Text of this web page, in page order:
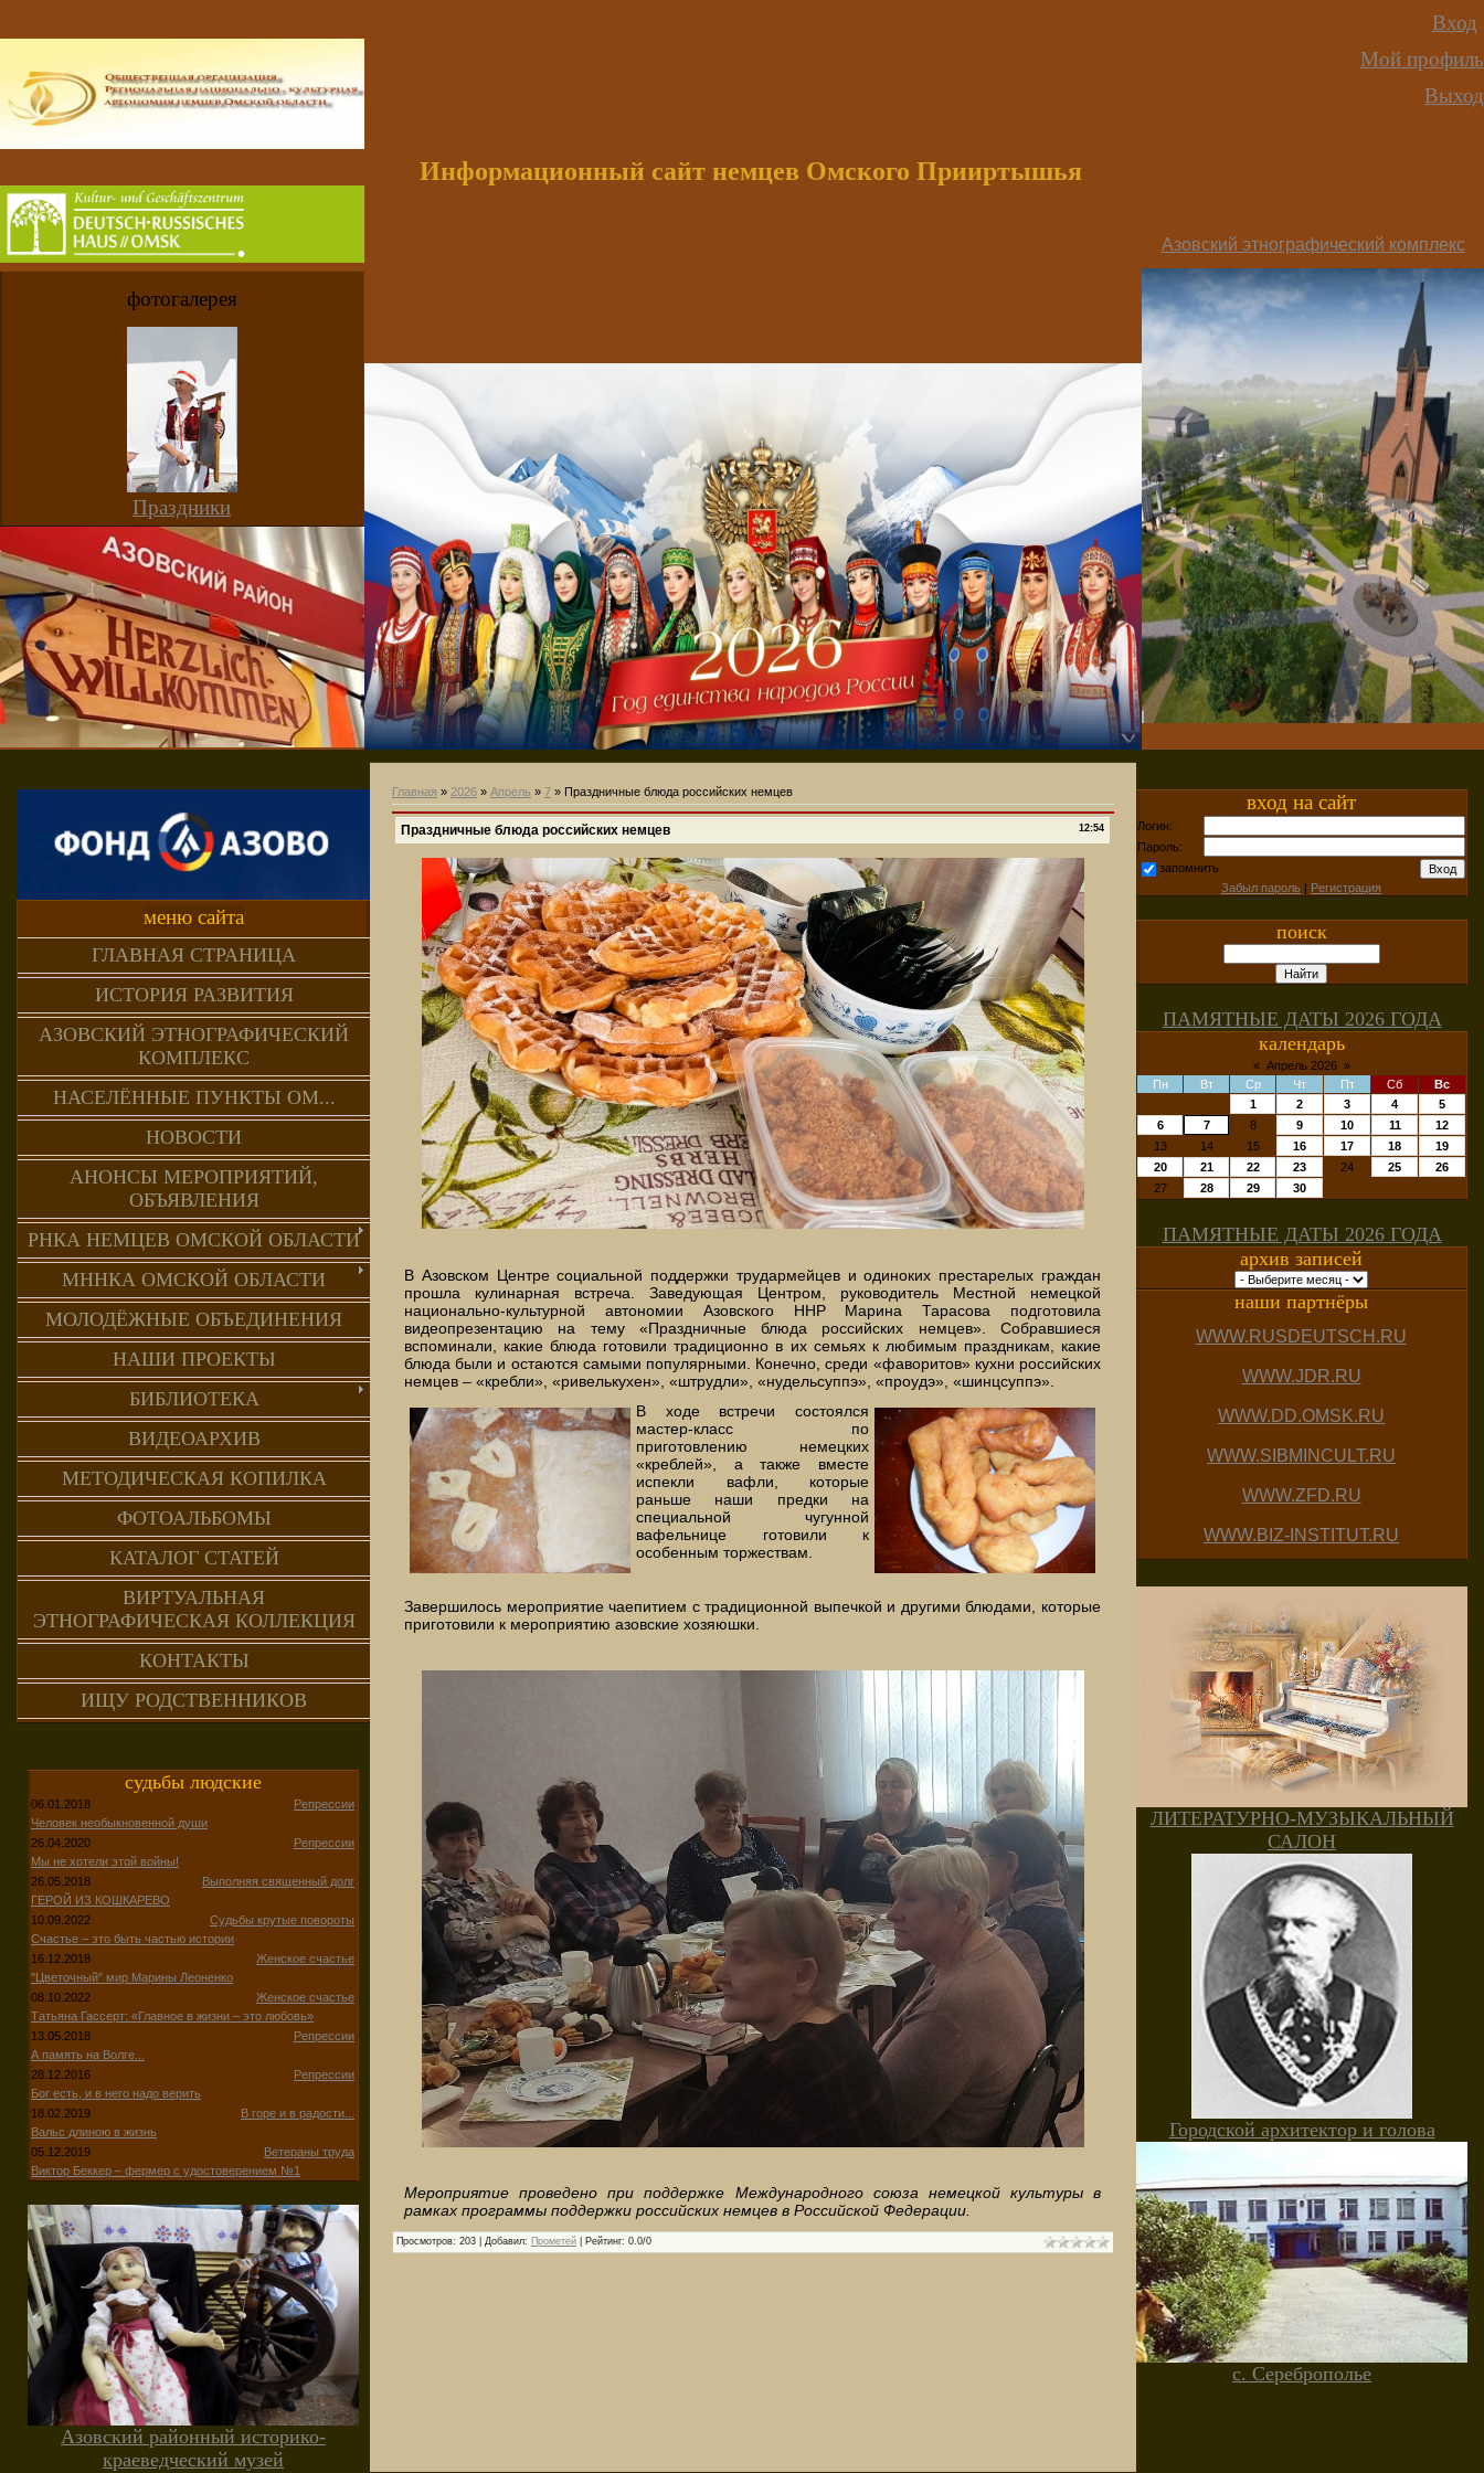
Вход
Мой профиль
Выход
фотогалерея
Праздники
Информационный сайт немцев Омского Прииртышья
Азовский этнографический комплекс
меню сайта
ГЛАВНАЯ СТРАНИЦА
ИСТОРИЯ РАЗВИТИЯ
АЗОВСКИЙ ЭТНОГРАФИЧЕСКИЙ
КОМПЛЕКС
НАСЕЛЁННЫЕ ПУНКТЫ ОМ...
НОВОСТИ
АНОНСЫ МЕРОПРИЯТИЙ,
ОБЪЯВЛЕНИЯ
РНКА НЕМЦЕВ ОМСКОЙ ОБЛАСТИ
МННКА ОМСКОЙ ОБЛАСТИ
МОЛОДЁЖНЫЕ ОБЪЕДИНЕНИЯ
НАШИ ПРОЕКТЫ
БИБЛИОТЕКА
ВИДЕОАРХИВ
МЕТОДИЧЕСКАЯ КОПИЛКА
ФОТОАЛЬБОМЫ
КАТАЛОГ СТАТЕЙ
ВИРТУАЛЬНАЯ
ЭТНОГРАФИЧЕСКАЯ КОЛЛЕКЦИЯ
КОНТАКТЫ
ИЩУ РОДСТВЕННИКОВ
судьбы людские
06.01.2018
Репрессии
Человек необыкновенной души
26.04.2020
Репрессии
Мы не хотели этой войны!
26.05.2018
Выполняя священный долг
ГЕРОЙ ИЗ КОШКАРЕВО
10.09.2022
Судьбы крутые повороты
Счастье – это быть частью истории
16.12.2018
Женское счастье
"Цветочный" мир Марины Леоненко
08.10.2022
Женское счастье
Татьяна Гассерт: «Главное в жизни – это любовь»
13.05.2018
Репрессии
А память на Волге...
28.12.2016
Репрессии
Бог есть, и в него надо верить
18.02.2019
В горе и в радости...
Вальс длиною в жизнь
05.12.2019
Ветераны труда
Виктор Беккер – фермер с удостоверением №1
Азовский районный историко-
краеведческий музей
Главная » 2026 » Апрель » 7 » Праздничные блюда российских немцев
12:54
Праздничные блюда российских немцев
В Азовском Центре социальной поддержки трудармейцев и одиноких престарелых граждан
прошла кулинарная встреча. Заведующая Центром, руководитель Местной немецкой
национально-культурной автономии Азовского ННР Марина Тарасова подготовила
видеопрезентацию на тему «Праздничные блюда российских немцев». Собравшиеся
вспоминали, какие блюда готовили традиционно в их семьях к любимым праздникам, какие
блюда были и остаются самыми популярными. Конечно, среди «фаворитов» кухни российских
немцев – «кребли», «ривелькухен», «штрудли», «нудельсуппэ», «проудэ», «шинцсуппэ».
В ходе встречи состоялся
мастер-класс по
приготовлению немецких
«креблей», а также вместе
испекли вафли, которые
раньше наши предки на
специальной чугунной
вафельнице готовили к
особенным торжествам.
Завершилось мероприятие чаепитием с традиционной выпечкой и другими блюдами, которые
приготовили к мероприятию азовские хозяюшки.
Мероприятие проведено при поддержке Международного союза немецкой культуры в
рамках программы поддержки российских немцев в Российской Федерации.
Просмотров: 203 Добавил: Прометей Рейтинг: 0.0/0
вход на сайт
Логин:
Пароль:
запомнить
Забыл пароль | Регистрация
поиск
ПАМЯТНЫЕ ДАТЫ 2026 ГОДА
календарь
« Апрель 2026 »
Пн
Вт Ср Чт Пт Сб
Вс
1
2 3 4
5
6
7 8 9 10 11
12
13
14 15 16 17 18
19
20
21 22 23 24 25
26
27
28 29 30
ПАМЯТНЫЕ ДАТЫ 2026 ГОДА
архив записей
наши партнёры
WWW.RUSDEUTSCH.RU
WWW.JDR.RU
WWW.DD.OMSK.RU
WWW.SIBMINCULT.RU
WWW.ZFD.RU
WWW.BIZ-INSTITUT.RU
ЛИТЕРАТУРНО-МУЗЫКАЛЬНЫЙ
САЛОН
Городской архитектор и голова
с. Сереброполье